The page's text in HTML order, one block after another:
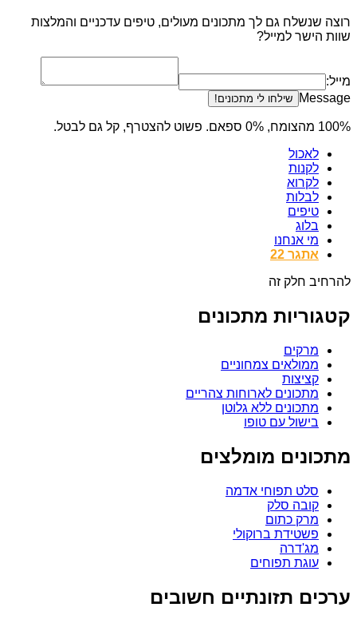
רוצה שנשלח גם לך מתכונים מעולים, טיפים עדכניים והמלצות
שוות הישר למייל?
מייל:
Message
שילחו לי מתכונים!
100% מהצומח, 0% ספאם. פשוט להצטרף, קל גם לבטל.
לאכול
לקנות
לקרוא
לבלות
טיפים
בלוג
מי אנחנו
אתגר 22
להרחיב חלק זה
קטגוריות מתכונים
מרקים
ממולאים צמחוניים
קציצות
מתכונים לארוחות צהריים
מתכונים ללא גלוטן
בישול עם טופו
מתכונים מומלצים
סלט תפוחי אדמה
קובה סלק
מרק כתום
פשטידת ברוקולי
מג'דרה
עוגת תפוחים
ערכים תזונתיים חשובים